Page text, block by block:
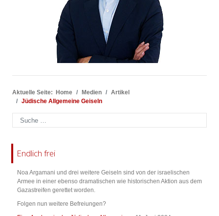
Aktuelle Seite: Home Medien
Artikel
Jüdische Allgemeine Geiseln
Suchen
Endlich frei
Noa Argamani und drei weitere Geiseln sind von der israelischen
Armee in einer ebenso dramatischen wie historischen Aktion aus dem
Gazastreifen gerettet worden.
Folgen nun weitere Befreiungen?